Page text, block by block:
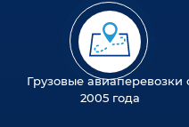
Грузовые авиаперевозки
2005 года